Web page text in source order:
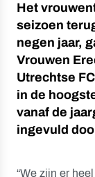
Het
seizoen
negen jaar,
Vrouwen
Utrechtse
in de
vanaf de
ingevuld
“We zijn er